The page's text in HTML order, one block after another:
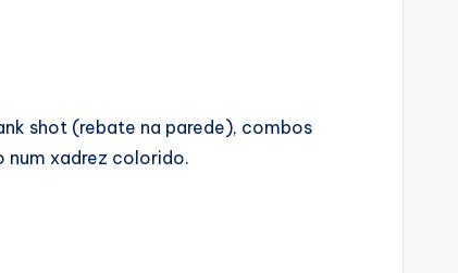
shot (rebate na parede), combos
num xadrez colorido.